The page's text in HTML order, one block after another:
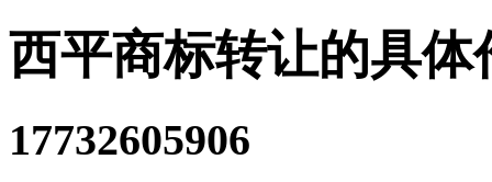
西平商标转让的具体
17732605906